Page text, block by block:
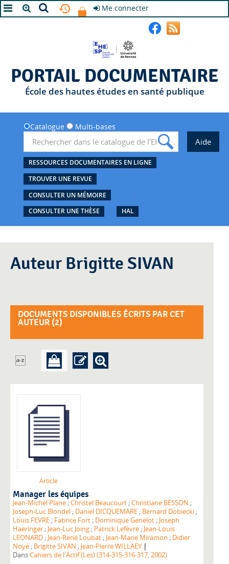
Me connecter
PORTAIL DOCUMENTAIRE
École des hautes études en santé publique
Catalogue Multi-bases
RESSOURCES DOCUMENTAIRES EN LIGNE
TROUVER UNE REVUE
CONSULTER UN MÉMOIRE
CONSULTER UNE THÈSE
HAL
Auteur Brigitte SIVAN
DOCUMENTS DISPONIBLES ÉCRITS PAR CET
AUTEUR (2)
Article
Manager les équipes
Jean-Michel Plane ;Christel Beaucourt ;Christiane BESSON ;
Joseph-Luc Blondel ; Daniel DICQUEMARE ; Bernard Dobiecki ;
Louis FEVRE ; Fabrice Fort ; Dominique Genelot ; Joseph
Haeringer ; Jean-Luc Joing ; Patrick Lefèvre ; Jean-Louis
LEONARD ; Jean-René Loubat ; Jean-Marie Miramon ; Didier
Noyé ; Brigitte SIVAN ; Jean-Pierre WILLAEY |
DansCahiers de l'Actif (Les) (314-315-316-317, 2002)